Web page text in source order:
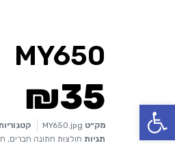
פתח סרגל נגישות
MY650
₪35
מק״ט MY650.jpg
תגיות חולצות חתונה חברים,